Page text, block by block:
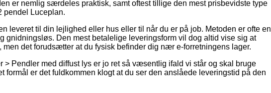
er nemlig særdeles praktisk, samt oftest tillige den mest prisbevidste type
pendel Luceplan.
leveret til din lejlighed eller hus eller til når du er på job. Metoden er ofte en
gnidningsløs. Den mest betalelige leveringsform vil dog altid vise sig at
det forudsætter at du fysisk befinder dig nær e-forretningens lager.
> Pendler med diffust lys er jo ret så væsentlig ifald vi står og skal bruge
formål er det fuldkommen klogt at du ser den anslåede leveringstid på den